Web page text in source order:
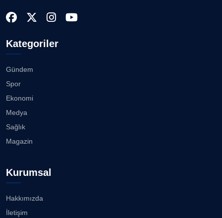
Kategoriler
Gündem
Spor
Ekonomi
Medya
Sağlık
Magazin
Kurumsal
Hakkımızda
İletişim